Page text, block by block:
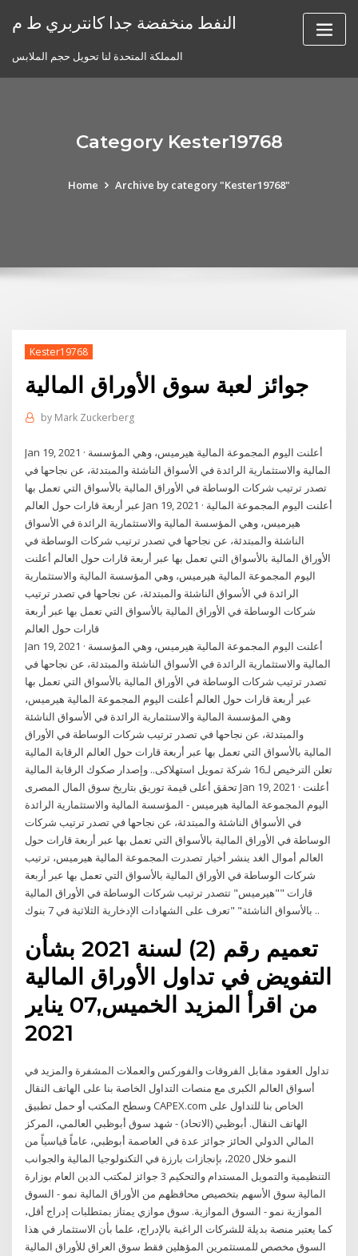
النفط منخفضة جدا كانتربري ط م
المملكة المتحدة لنا تحويل حجم الملابس
Category Kester19768
Home Archive by category "Kester19768"
Kester19768
جوائز لعبة سوق الأوراق المالية
by Mark Zuckerberg
Jan 19, 2021 · أعلنت اليوم المجموعة المالية هيرميس، وهي المؤسسة
المالية والاستثمارية الرائدة في الأسواق الناشئة والمبتدئة، عن نجاحها في
تصدر ترتيب شركات الوساطة في الأوراق المالية بالأسواق التي تعمل بها
عبر أربعة قارات حول العالم Jan 19, 2021 · أعلنت اليوم المجموعة المالية
هيرميس، وهي المؤسسة المالية والاستثمارية الرائدة في الأسواق
الناشئة والمبتدئة، عن نجاحها في تصدر ترتيب شركات الوساطة في
الأوراق المالية بالأسواق التي تعمل بها عبر أربعة قارات حول العالم أعلنت
اليوم المجموعة المالية هيرميس، وهي المؤسسة المالية والاستثمارية
الرائدة في الأسواق الناشئة والمبتدئة، عن نجاحها في تصدر ترتيب
شركات الوساطة في الأوراق المالية بالأسواق التي تعمل بها عبر أربعة
قارات حول العالم
Jan 19, 2021 · أعلنت اليوم المجموعة المالية هيرميس، وهي المؤسسة
المالية والاستثمارية الرائدة في الأسواق الناشئة والمبتدئة، عن نجاحها في
تصدر ترتيب شركات الوساطة في الأوراق المالية بالأسواق التي تعمل بها
عبر أربعة قارات حول العالم أعلنت اليوم المجموعة المالية هيرميس،
وهي المؤسسة المالية والاستثمارية الرائدة في الأسواق الناشئة
والمبتدئة، عن نجاحها في تصدر ترتيب شركات الوساطة في الأوراق
المالية بالأسواق التي تعمل بها عبر أربعة قارات حول العالم الرقابة المالية
تعلن الترخيص لـ16 شركة تمويل استهلاكى.. وإصدار صكوك الرقابة المالية
تحقق أعلى قيمة توريق بتاريخ سوق المال المصرى Jan 19, 2021 · أعلنت
اليوم المجموعة المالية هيرميس - المؤسسة المالية والاستثمارية الرائدة
في الأسواق الناشئة والمبتدئة، عن نجاحها في تصدر ترتيب شركات
الوساطة في الأوراق المالية بالأسواق التي تعمل بها عبر أربعة قارات حول
العالم أموال الغد ينشر أخبار تصدرت المجموعة المالية هيرميس، ترتيب
شركات الوساطة في الأوراق المالية بالأسواق التي تعمل بها عبر أربعة
قارات ""هيرميس" تتصدر ترتيب شركات الوساطة في الأوراق المالية
بالأسواق الناشئة" "تعرف على الشهادات الإدخارية الثلاثية في 7 بنوك ..
تعميم رقم (2) لسنة 2021 بشأن
التفويض في تداول الأوراق المالية
من اقرأ المزيد الخميس,07 يناير
2021
تداول العقود مقابل الفروقات والفوركس والعملات المشفرة والمزيد في
أسواق العالم الكبرى مع منصات التداول الخاصة بنا على الهاتف النقال
وسطح المكتب أو حمل تطبيق CAPEX.com الخاص بنا للتداول على
الهاتف النقال. أبوظبي (الاتحاد) - شهد سوق أبوظبي العالمي، المركز
المالي الدولي الحائز جوائز عدة في العاصمة أبوظبي، عاماً قياسياً من
النمو خلال 2020، بإنجازات بارزة في التكنولوجيا المالية والجوانب
التنظيمية والتمويل المستدام والتحكيم 3 جوائز لمكتب الدين العام بوزارة
المالية سوق الأسهم بتخصيص محافظهم من الأوراق المالية نمو - السوق
الموازية نمو - السوق الموازية. سوق موازي يمتاز بمتطلبات إدراج أقل،
كما يعتبر منصة بديلة للشركات الراغبة بالإدراج، علما بأن الاستثمار في هذا
السوق مخصص للمستثمرين المؤهلين فقط سوق العراق للأوراق المالية